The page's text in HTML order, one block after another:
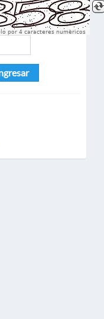
por 4 caracteres numèricos